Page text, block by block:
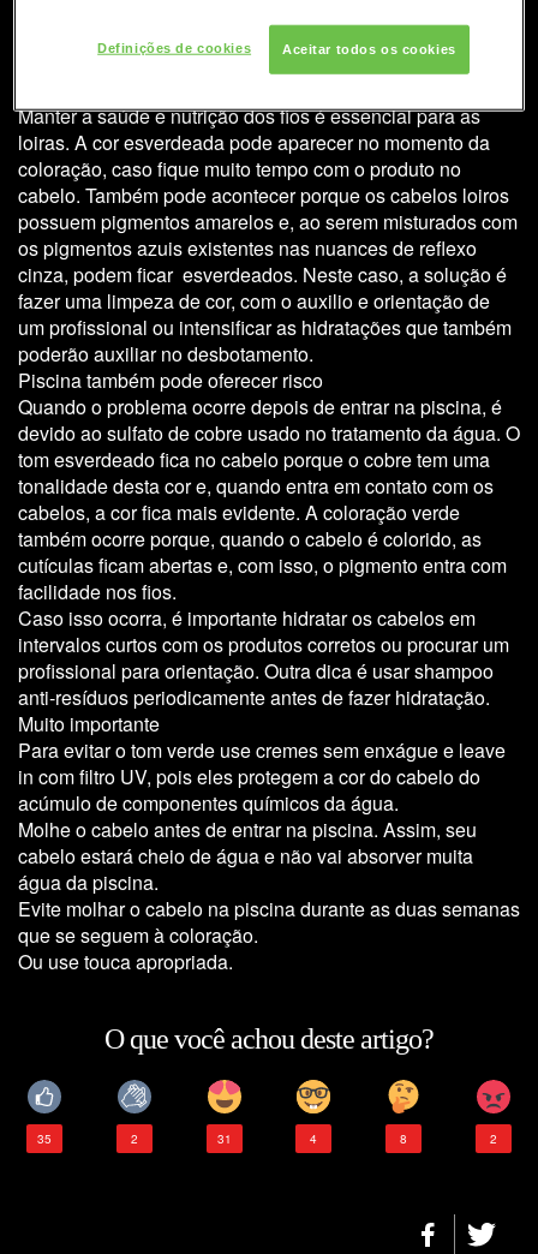
precisa respeitar a aplicação em retoque de raiz para não
haver uma sobrecarga de corantes no comprimento e
Manter asaúdeenutriçãodos fios é essencial para as
loiras. A cor esverdeada pode aparecer no momento da
coloração, caso fique muito tempo com o produto no
cabelo. Também pode acontecer porque os cabelos loiros
possuem pigmentos amarelos e, ao serem misturados com
os pigmentos azuis existentes nas nuances de reflexo
cinza, podem ficar esverdeados. Neste caso, a solução é
fazer uma limpeza de cor, com o auxilio e orientação de
um profissional ou intensificar as hidratações que também
poderão auxiliar no desbotamento.
Piscina também pode oferecer risco
Quando o problema ocorre depois de entrar na piscina, é
devido ao sulfato de cobre usado no tratamento da água. O
tom esverdeadofica no cabelo porque o cobre tem uma
tonalidade desta cor e, quando entra em contato com os
cabelos, a cor fica mais evidente. A coloração verde
também ocorre porque, quando o cabelo é colorido, as
cutículas ficam abertas e, com isso, o pigmento entra com
facilidade nos fios.
Caso isso ocorra, é importante hidratar os cabelos em
intervalos curtos com os produtos corretos ou procurar um
profissional para orientação. Outra dica é usar shampoo
anti-resíduos periodicamente antes de fazer hidratação.
Muito importante
Para evitar o tom verde usecremes sem enxáguee leave
in com filtro UV, pois eles protegem a cor do cabelo do
acúmulo de componentes químicos da água.
Molhe o cabeloantes de entrar na piscina. Assim, seu
cabelo estará cheio de água e não vai absorver muita
água da piscina.
Evite molharo cabelo na piscinadurante as duas semanas
que se seguem à coloração.
Ou use touca apropriada.
O que você achou deste artigo?
35 2 31 4 8 2
Definições de cookies Aceitar todos os cookies